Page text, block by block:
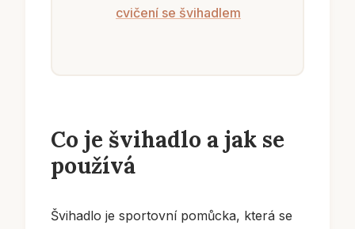
cvičení se švihadlem
Co je švihadlo a jak se
používá
Švihadlo je sportovní pomůcka, která se